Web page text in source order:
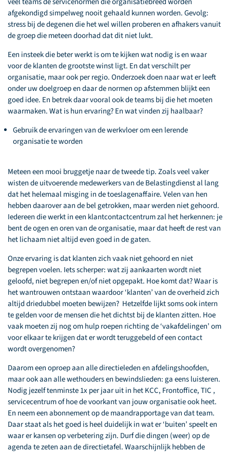
afgekondigd simpelweg nooit gehaald kunnen worden. Gevolg:
stress bij de degenen die het wel willen proberen en afhakers vanuit
de groep die meteen doorhad dat dit niet lukt.
Een insteek die beter werkt is om te kijken wat nodig is en waar
voor de klanten de grootste winst ligt. En dat verschilt per
organisatie, maar ook per regio. Onderzoek doen naar wat er leeft
onder uw doelgroep en daar de normen op afstemmen blijkt een
goed idee. En betrek daar vooral ook de teams bij die het moeten
waarmaken. Wat is hun ervaring? En wat vinden zij haalbaar?
Gebruik de ervaringen van de werkvloer om een lerende
organisatie te worden
Meteen een mooi bruggetje naar de tweede tip. Zoals veel vaker
wisten de uitvoerende medewerkers van de Belastingdienst al lang
dat het helemaal misging in de toeslagenaffaire. Velen van hen
hebben daarover aan de bel getrokken, maar werden niet gehoord.
Iedereen die werkt in een klantcontactcentrum zal het herkennen: je
bent de ogen en oren van de organisatie, maar dat heeft de rest van
het lichaam niet altijd even goed in de gaten.
Onze ervaring is dat klanten zich vaak niet gehoord en niet
begrepen voelen. Iets scherper: wat zij aankaarten wordt niet
geloofd, niet begrepen en/of niet opgepakt. Hoe komt dat? Waar is
het wantrouwen ontstaan waardoor ‘klanten’ van de overheid zich
altijd driedubbel moeten bewijzen? Hetzelfde lijkt soms ook intern
te gelden voor de mensen die het dichtst bij de klanten zitten. Hoe
vaak moeten zij nog om hulp roepen richting de ‘vakafdelingen’ om
voor elkaar te krijgen dat er wordt teruggebeld of een contact
wordt overgenomen?
Daarom een oproep aan alle directieleden en afdelingshoofden,
maar ook aan alle wethouders en bewindslieden: ga eens luisteren.
Nodig jezelf tenminste 1x per jaar uit in het KCC, Frontoffice, TIC ,
servicecentrum of hoe de voorkant van jouw organisatie ook heet.
En neem een abonnement op de maandrapportage van dat team.
Daar staat als het goed is heel duidelijk in wat er ‘buiten’ speelt en
waar er kansen op verbetering zijn. Durf die dingen (weer) op de
agenda te zeten aan de directietafel. Waarschijnlijk hebben de